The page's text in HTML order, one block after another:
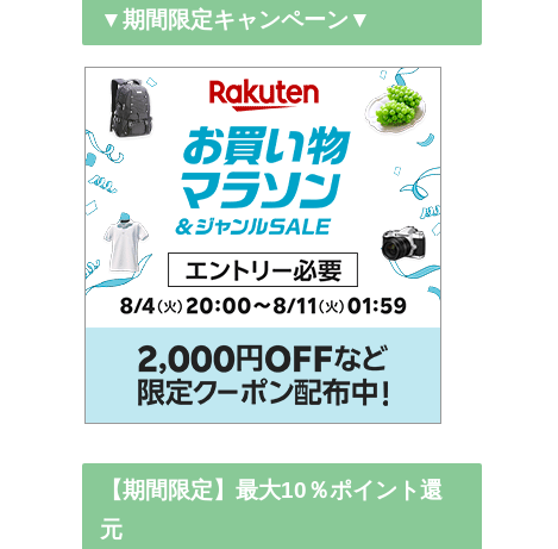
▼期間限定キャンペーン▼
【期間限定】最大10％ポイント還
元